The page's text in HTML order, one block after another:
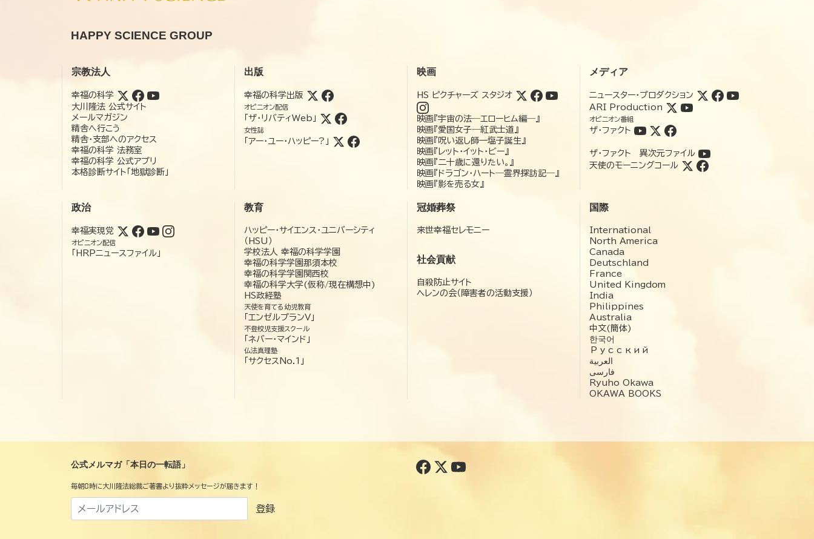
HAPPY SCIENCE GROUP
宗教法人
幸福の科学
大川隆法 公式サイト
メールマガジン
精舎へ行こう
精舎・支部へのアクセス
幸福の科学 法務室
幸福の科学 公式アプリ
本格診断サイト「地獄診断」
出版
幸福の科学出版
オピニオン配信
「ザ・リバティWeb」
女性誌
「アー・ユー・ハッピー?」
映画
HS ピクチャーズ スタジオ
映画『宇宙の法―エローヒム編―』
映画『愛国女子―紅武士道』
映画『呪い返し師—塩子誕生』
映画『レット・イット・ビー』
映画『二十歳に還りたい。』
映画『ドラゴン・ハート―霊界探訪記―』
映画『影を売る女』
メディア
ニュースター・プロダクション
ARI Production
オピニオン番組
ザ・ファクト
ザ・ファクト 異次元ファイル
天使のモーニングコール
政治
幸福実現党
オピニオン配信
「HRPニュースファイル」
教育
ハッピー・サイエンス・ユニバーシティ
（HSU）
学校法人 幸福の科学学園
幸福の科学学園那須本校
幸福の科学学園関西校
幸福の科学大学(仮称/現在構想中)
HS政経塾
天使を育てる幼児教育
「エンゼルプランV」
不登校児支援スクール
「ネバー・マインド」
仏法真理塾
「サクセスNo.1」
冠婚葬祭
来世幸福セレモニー
社会貢献
自殺防止サイト
ヘレンの会（障害者の活動支援）
国際
International
North America
Canada
Deutschland
France
United Kingdom
India
Philippines
Australia
中文(簡体)
한국어
Русский
العربية‏
فارسی
Ryuho Okawa
OKAWA BOOKS
公式メルマガ「本日の一転語」
毎朝8時に大川隆法総裁ご著書より抜粋メッセージが届きます！
登録